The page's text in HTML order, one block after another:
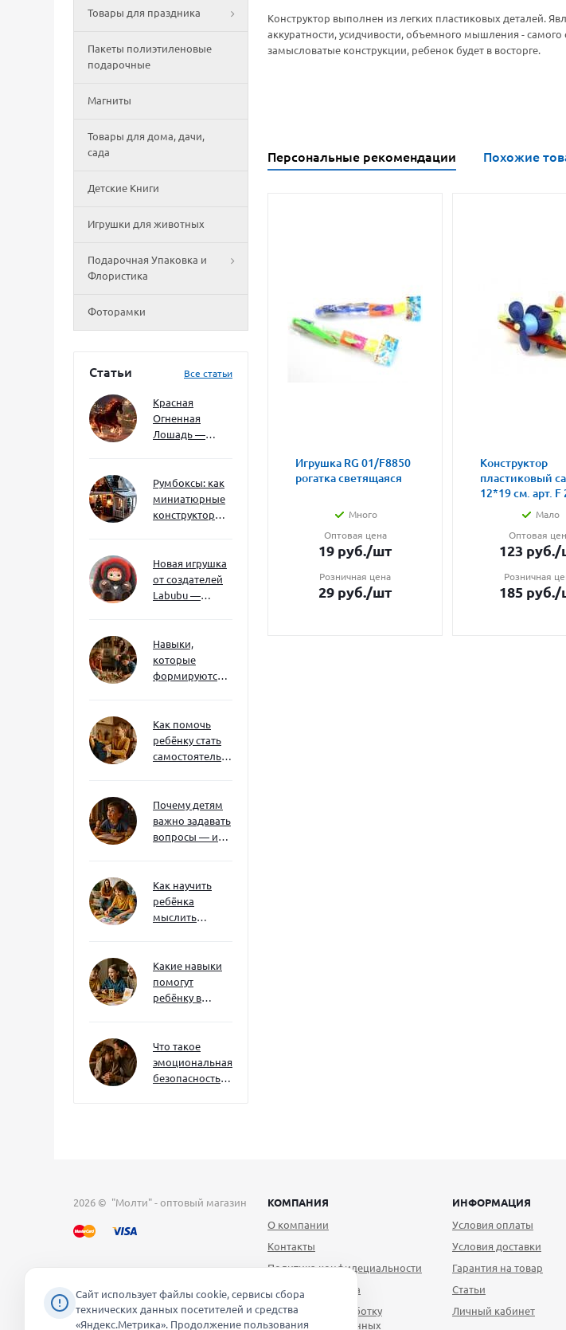
Товары для праздника
Пакеты полиэтиленовые
подарочные
Магниты
Товары для дома, дачи,
сада
Детские Книги
Игрушки для животных
Подарочная Упаковка и
Флористика
Фоторамки
Статьи Все статьи
Красная
Огненная
Лошадь —
ждать и как
подготовиться
Румбоксы: как
миниатюрные
конструкторы
мышление и
внимание к
деталям
Новая игрушка
от создателей
Labubu —
Навыки,
которые
формируются
ребёнка
успешным
Как помочь
ребёнку стать
самостоятельным
Почему детям
важно задавать
вопросы — и
Как научить
ребёнка
мыслить
сложностей
Какие навыки
помогут
ребёнку в
их уже сейчас
Что такое
эмоциональная
безопасность
Конструктор выполнен из легких пластиковых деталей.
аккуратности, усидчивости, объемного мышления -
замысловатые конструкции, ребенок будет в восторге.
Персональные рекомендации Похожие
Игрушка RG 01/F8850
рогатка светящаяся
Много
Оптовая цена
19 руб./шт
Розничная цена
29 руб./шт
Конструктор
пластиковый
12*19 см. арт. F
Мало
Оптовая
123 руб./
Розничная
185 руб./
2026 © "Молти" - оптовый магазин
КОМПАНИЯ
О компании
Контакты
Политика конфидециальности
Публичная оферта
Согласие на обработку
персональных данных
ИНФОРМАЦИЯ
Условия оплаты
Условия доставки
Гарантия на товар
Статьи
Личный кабинет
Сайт использует файлы cookie, сервисы сбора
технических данных посетителей и средства
«Яндекс.Метрика». Продолжение пользования